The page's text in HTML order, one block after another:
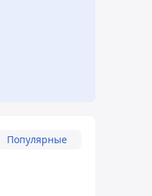
Популярные